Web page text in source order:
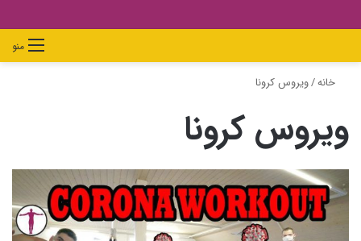
منوجستجو
برایپوسته
سبد
خانه/ویروس کرونا
ویروس کرونا